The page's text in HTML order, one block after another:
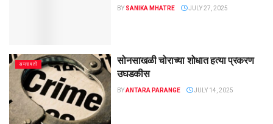
BY SANIKA MHATRE JULY 27, 2025
अमरावती
सोनसाखळी चोराच्या शोधात हत्या प्रकरण
उघडकीस
BYANTARA PARANGE JULY 14, 2025